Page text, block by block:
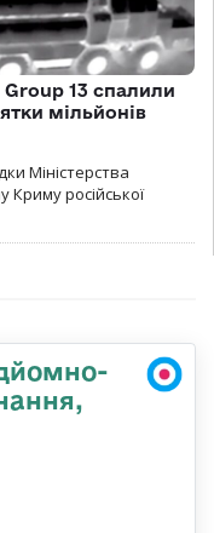
13 спалили
мільйонів
Міністерства
російської